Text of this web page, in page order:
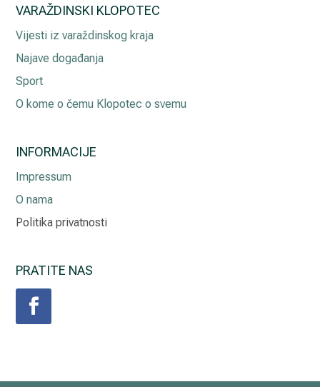
VARAŽDINSKI KLOPOTEC
Vijesti iz varaždinskog kraja
Najave događanja
Sport
O kome o čemu Klopotec o svemu
INFORMACIJE
Impressum
O nama
Politika privatnosti
PRATITE NAS